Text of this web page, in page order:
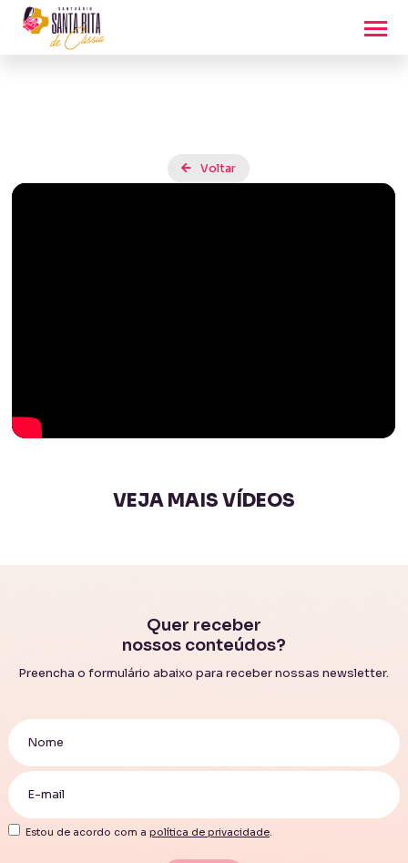
Voltar
VEJA MAIS VÍDEOS
Quer receber
nossos conteúdos?
Preencha o formulário abaixo para receber nossas newsletter.
Estou de acordo com a política de privacidade.